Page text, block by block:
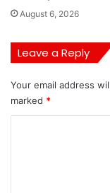
August 6, 2026
Leave a Reply
Your email address
marked *